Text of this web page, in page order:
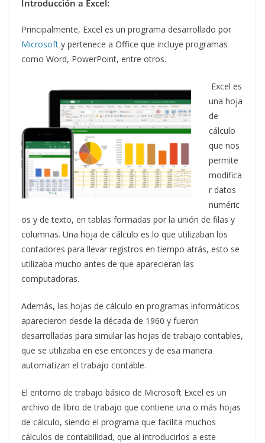
Introducción a Excel:
Principalmente, Excel es un programa desarrollado por
Microsoft y pertenece a Office que incluye programas
como Word, PowerPoint, entre otros.
Excel es
una hoja
de
cálculo
que nos
permite
modifica
r datos
numéric
os y de texto, en tablas formadas por la unión de filas y
columnas. Una hoja de cálculo es lo que utilizaban los
contadores para llevar registros en tiempo atrás, esto se
utilizaba mucho antes de que aparecieran las
computadoras.
Además, las hojas de cálculo en programas informáticos
aparecieron desde la década de 1960 y fueron
desarrolladas para simular las hojas de trabajo contables,
que se utilizaba en ese entonces y de esa manera
automatizan el trabajo contable.
El entorno de trabajo básico de Microsoft Excel es un
archivo de libro de trabajo que contiene una o más hojas
de cálculo, siendo el programa que facilita muchos
cálculos de contabilidad, que al introducirlos a este